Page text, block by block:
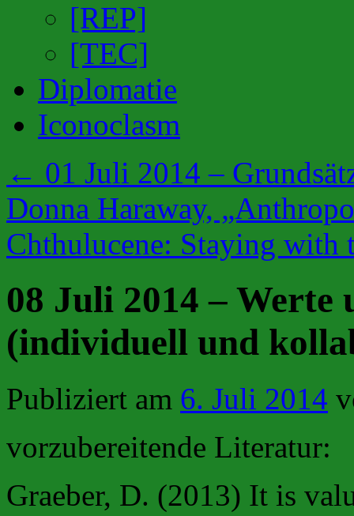
[REP]
[TEC]
Diplomatie
Iconoclasm
← 01 Juli 2014 –
Donna Haraway,
Chthulucene: Staying with
08 Juli 2014 – Werte
(individuell und
Publiziert am 6. Juli 2014
vorzubereitende Literatur:
Graeber, D. (2013) It is